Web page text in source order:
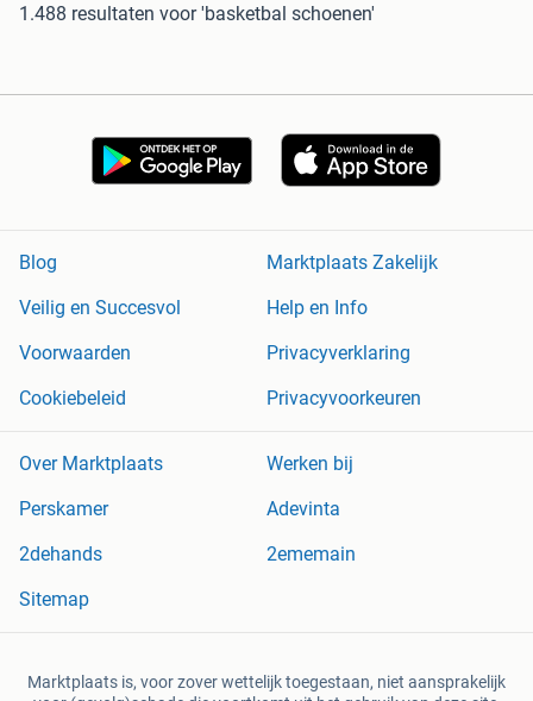
1.488 resultaten voor 'basketbal schoenen'
Blog
Marktplaats Zakelijk
Veilig en Succesvol
Help en Info
Voorwaarden
Privacyverklaring
Cookiebeleid
Privacyvoorkeuren
Over Marktplaats
Werken bij
Perskamer
Adevinta
2dehands
2ememain
Sitemap
Marktplaats is, voor zover wettelijk toegestaan, niet aansprakelijk